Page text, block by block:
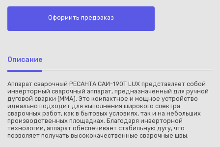
Оформить предзаказ
Описание
Аппарат сварочный РЕСАНТА САИ-190T LUX представляет собой
инверторный сварочный аппарат, предназначенный для ручной
дуговой сварки (MMA). Это компактное и мощное устройство
идеально подходит для выполнения широкого спектра
сварочных работ, как в бытовых условиях, так и на небольших
производственных площадках. Благодаря инверторной
технологии, аппарат обеспечивает стабильную дугу, что
позволяет получать высококачественные сварочные швы.